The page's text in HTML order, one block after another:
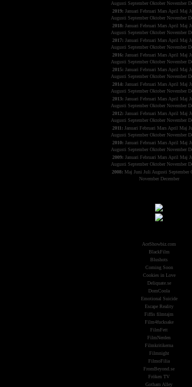
Augusti September Oktober November
2019: Januari Februari Mars April Maj
Augusti September Oktober November
2018: Januari Februari Mars April Maj
Augusti September Oktober November
2017: Januari Februari Mars April Maj
Augusti September Oktober November
2016: Januari Februari Mars April Maj
Augusti September Oktober November
2015: Januari Februari Mars April Maj
Augusti September Oktober November
2014: Januari Februari Mars April Maj
Augusti September Oktober November
2013: Januari Februari Mars April Maj
Augusti September Oktober November
2012: Januari Februari Mars April Maj
Augusti September Oktober November
2011: Januari Februari Mars April Maj
Augusti September Oktober November
2010: Januari Februari Mars April Maj
Augusti September Oktober November
2009: Januari Februari Mars April Maj
Augusti September Oktober November
2008: Maj Juni Juli Augusti September
November December
AceShowbiz.com
BlackFilm
Blushots
Coming Soon
Cookies in Love
Deliquate.se
DomCoola
Emotional Suicide
Escape Reality
Fiffis filmtajm
Film4fucksake
FilmFett
FilmNerden
Filmkritikerna
Filmnight
FilmoFilia
FromBeyond.se
Fröken TV
Gotham Alley